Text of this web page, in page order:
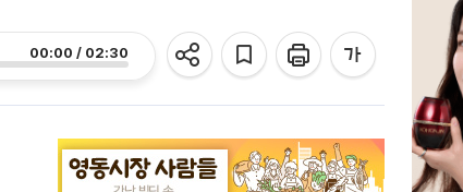
00:00 / 02:30